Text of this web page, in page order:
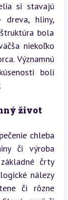
si stavajú
dreva, hliny,
bola
niekoľko
Významnú
boli
život
chleba
či výroba
črty
nálezy
či rôzne